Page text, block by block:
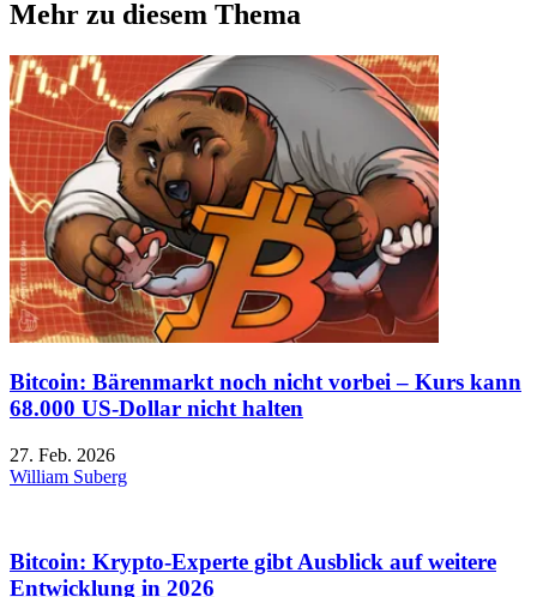
Mehr zu diesem Thema
Bitcoin: Bärenmarkt noch nicht vorbei – Kurs kann
68.000 US-Dollar nicht halten
27. Feb. 2026
William Suberg
Bitcoin: Krypto-Experte gibt Ausblick auf weitere
Entwicklung in 2026